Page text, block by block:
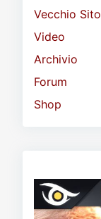
Vecchio Sito
Video
Archivio
Forum
Shop